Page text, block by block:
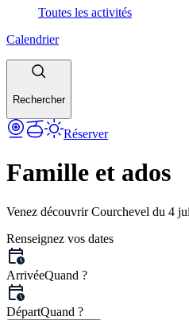
Toutes les activités
Calendrier
Rechercher
Réserver
Famille et ados
Venez découvrir Courchevel du 4
Renseignez vos dates
ArrivéeQuand ?
DépartQuand ?